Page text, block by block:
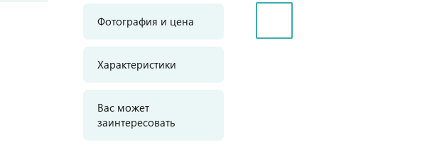
Фотография и цена
Характеристики
Вас может
заинтересовать